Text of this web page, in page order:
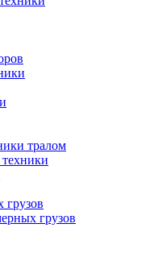
тралом
грузов
грузов